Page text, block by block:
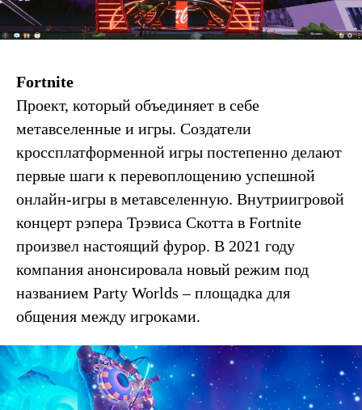
Fortnite
Проект, который объединяет в себе
метавселенные и игры. Создатели
кроссплатформенной игры постепенно делают
первые шаги к перевоплощению успешной
онлайн-игры в метавселенную. Внутриигровой
концерт рэпера Трэвиса Скотта в Fortnite
произвел настоящий фурор. В 2021 году
компания анонсировала новый режим под
названием Party Worlds – площадка для
общения между игроками.